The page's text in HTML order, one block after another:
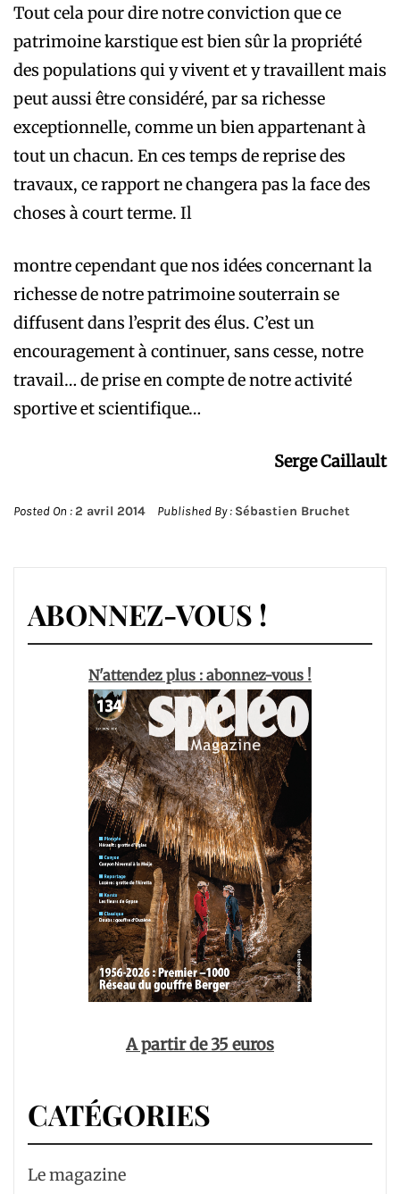
Tout cela pour dire notre conviction que ce
patrimoine karstique est bien sûr la propriété
des populations qui y vivent et y travaillent mais
peut aussi être considéré, par sa richesse
exceptionnelle, comme un bien appartenant à
tout un chacun. En ces temps de reprise des
travaux, ce rapport ne changera pas la face des
choses à court terme. Il
montre cependant que nos idées concernant la
richesse de notre patrimoine souterrain se
diffusent dans l’esprit des élus. C’est un
encouragement à continuer, sans cesse, notre
travail… de prise en compte de notre activité
sportive et scientifique…
Serge Caillault
Posted On :2 avril 2014 Published By : Sébastien Bruchet
ABONNEZ-VOUS !
N'attendez plus : abonnez-vous !
A partir de 35 euros
CATÉGORIES
Le magazine